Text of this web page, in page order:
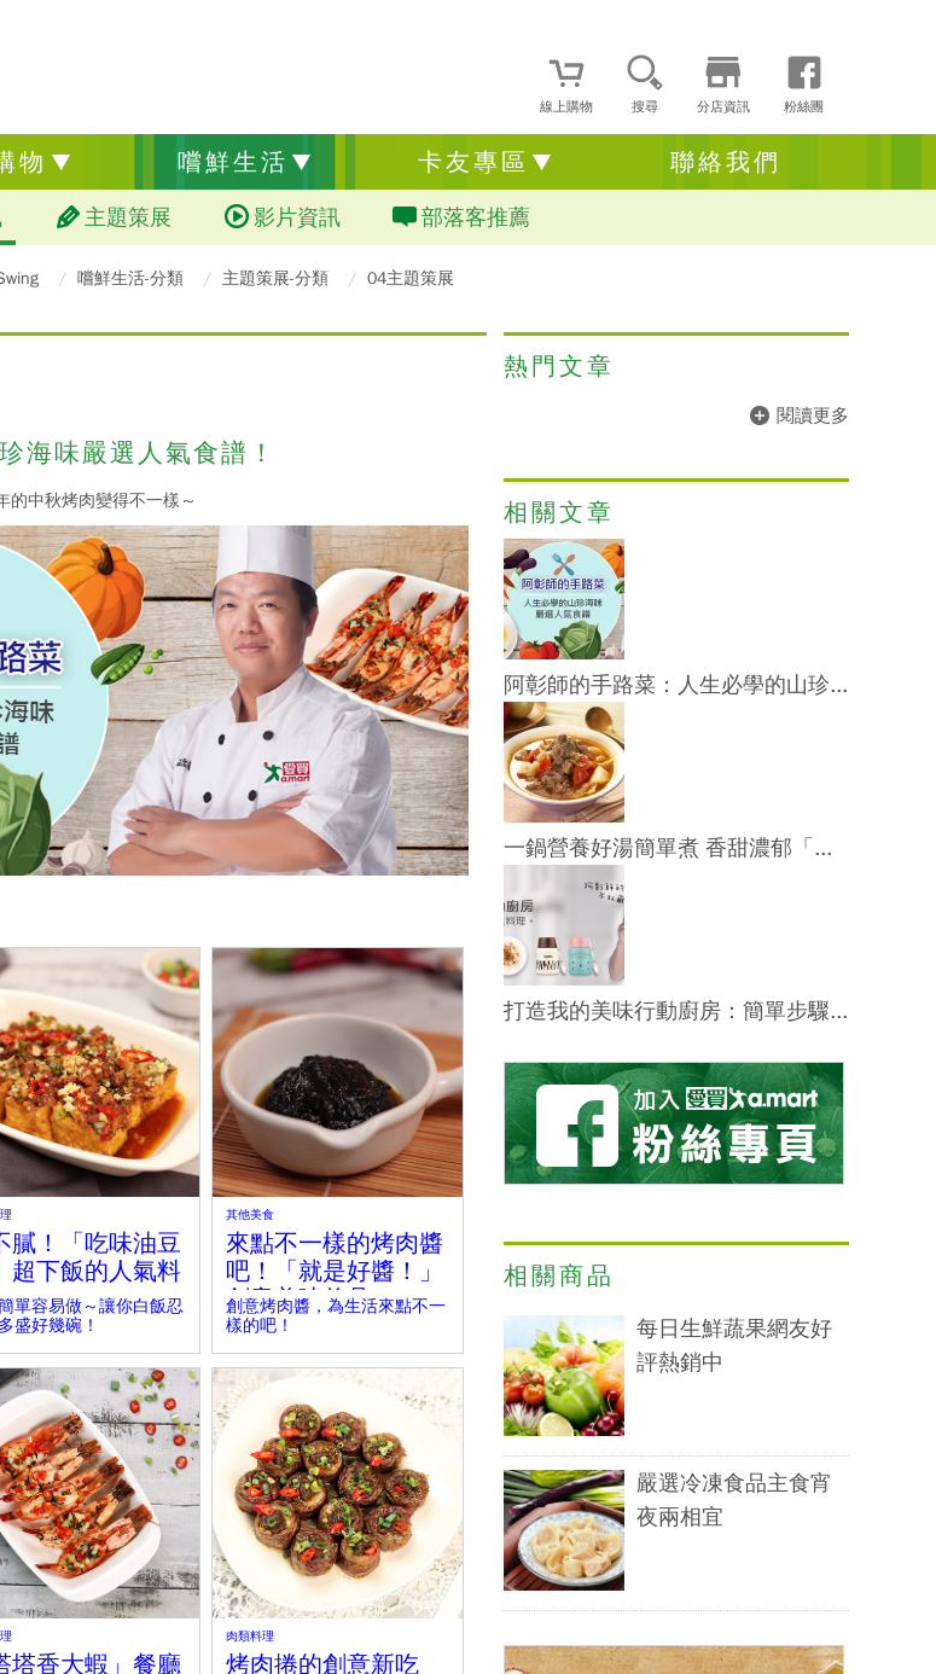
線上購物 搜尋 分店資訊 粉絲團
物 嚐鮮生活 卡友專區 聯絡我們
主題策展 影片資訊 部落客推薦
嚐鮮生活-分類 主題策展-分類
04主題策展
海味嚴選人氣食譜！
的中秋烤肉變得不一樣～
膩！「吃味油豆
超下飯的人氣料
單容易做～讓你白飯忍
盛好幾碗！
其他美食
來點不一樣的烤肉醬
吧！「就是好醬！」
創意美味兼具
創意烤肉醬，為生活來點不一
樣的吧！
塔香大蝦」餐廳
肉類料理
烤肉捲的創意新吃
熱門文章
閱讀更多
相關文章
阿彰師的手路菜：人生必學的山珍...
一鍋營養好湯簡單煮 香甜濃郁「...
打造我的美味行動廚房：簡單步驟...
相關商品
每日生鮮蔬果網友好
評熱銷中
嚴選冷凍食品主食宵
夜兩相宜